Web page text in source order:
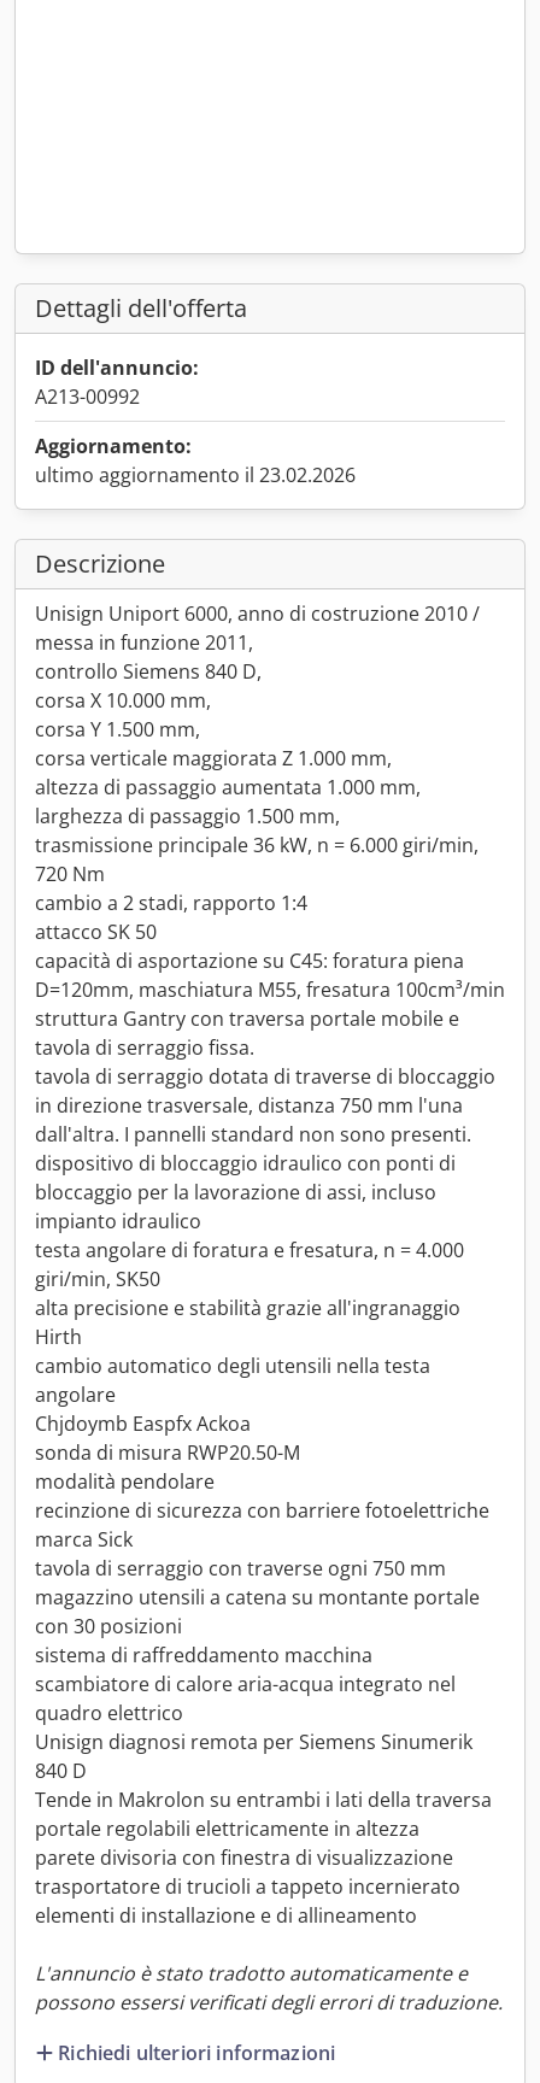
Dettagli dell'offerta
ID dell'annuncio:
A213-00992
Aggiornamento:
ultimo aggiornamento il 23.02.2026
Descrizione
Unisign Uniport 6000, anno di costruzione 2010 /
messa in funzione 2011,
controllo Siemens 840 D,
corsa X 10.000 mm,
corsa Y 1.500 mm,
corsa verticale maggiorata Z 1.000 mm,
altezza di passaggio aumentata 1.000 mm,
larghezza di passaggio 1.500 mm,
trasmissione principale 36 kW, n = 6.000 giri/min,
720 Nm
cambio a 2 stadi, rapporto 1:4
attacco SK 50
capacità di asportazione su C45: foratura piena
D=120mm, maschiatura M55, fresatura 100cm³/min
struttura Gantry con traversa portale mobile e
tavola di serraggio fissa.
tavola di serraggio dotata di traverse di bloccaggio
in direzione trasversale, distanza 750 mm l'una
dall'altra. I pannelli standard non sono presenti.
dispositivo di bloccaggio idraulico con ponti di
bloccaggio per la lavorazione di assi, incluso
impianto idraulico
testa angolare di foratura e fresatura, n = 4.000
giri/min, SK50
alta precisione e stabilità grazie all'ingranaggio
Hirth
cambio automatico degli utensili nella testa
angolare
Chjdoymb Easpfx Ackoa
sonda di misura RWP20.50-M
modalità pendolare
recinzione di sicurezza con barriere fotoelettriche
marca Sick
tavola di serraggio con traverse ogni 750 mm
magazzino utensili a catena su montante portale
con 30 posizioni
sistema di raffreddamento macchina
scambiatore di calore aria-acqua integrato nel
quadro elettrico
Unisign diagnosi remota per Siemens Sinumerik
840 D
Tende in Makrolon su entrambi i lati della traversa
portale regolabili elettricamente in altezza
parete divisoria con finestra di visualizzazione
trasportatore di trucioli a tappeto incernierato
elementi di installazione e di allineamento
L'annuncio è stato tradotto automaticamente e
possono essersi verificati degli errori di traduzione.
Richiedi ulteriori informazioni